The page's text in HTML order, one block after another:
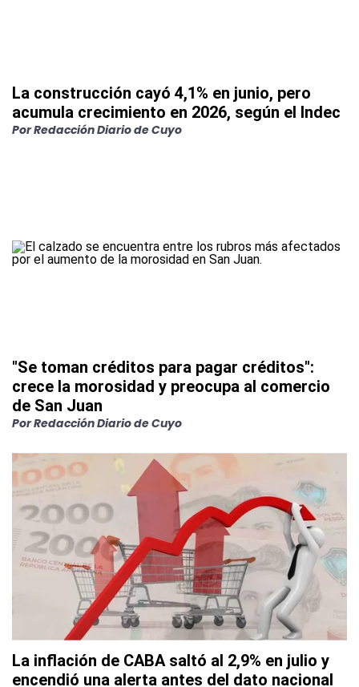
La construcción cayó 4,1% en junio, pero
acumula crecimiento en 2026, según el Indec
PorRedacción Diario de Cuyo
"Se toman créditos para pagar créditos":
crece la morosidad y preocupa al comercio
de San Juan
PorRedacción Diario de Cuyo
La inflación de CABA saltó al 2,9% en julio y
encendió una alerta antes del dato nacional